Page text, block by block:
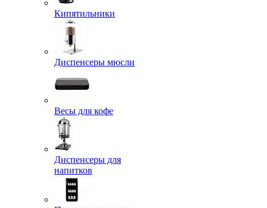
Кипятильники
Диспенсеры мюсли
Весы для кофе
Диспенсеры для
напитков